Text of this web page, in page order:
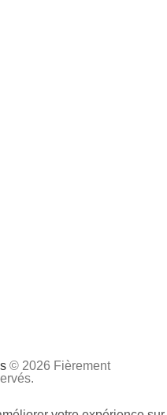
© 2026 Fièrement